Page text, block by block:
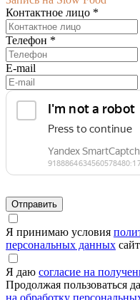
Контактное лицо *
Телефон *
E-mail
Я принимаю условия
персональных данных
Я даю согласие на
Продолжая пользоваться